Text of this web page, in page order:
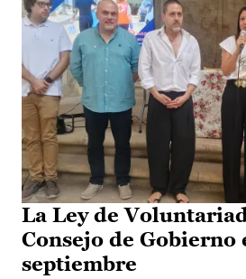
La Ley de
Consejo de Gobierno
septiembre